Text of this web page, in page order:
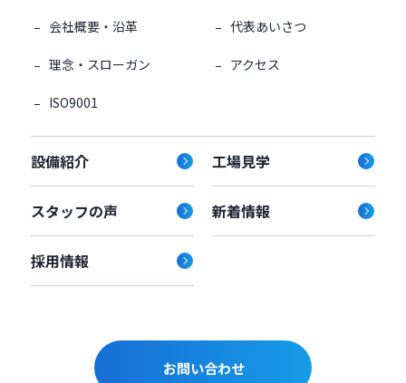
会社概要・沿革 代表あいさつ
理念・スローガン アクセス
ISO9001
設備紹介 工場見学
スタッフの声 新着情報
採用情報
お問い合わせ